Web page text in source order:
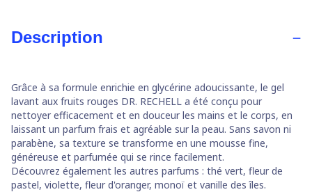
Description
Grâce à sa formule enrichie en glycérine adoucissante, le gel
lavant aux fruits rouges DR. RECHELL a été conçu pour
nettoyer efficacement et en douceur les mains et le corps, en
laissant un parfum frais et agréable sur la peau. Sans savon ni
parabène, sa texture se transforme en une mousse fine,
généreuse et parfumée qui se rince facilement.
Découvrez également les autres parfums : thé vert, fleur de
pastel, violette, fleur d'oranger, monoï et vanille des îles.